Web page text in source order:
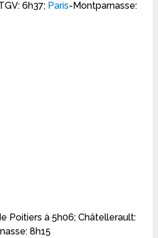
6h37; Paris-Montparnasse:
Poitiers à 5h06; Châtellerault:
8h15